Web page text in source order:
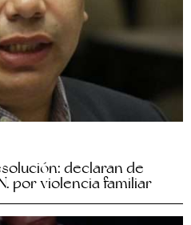
declaran de
por violencia familiar